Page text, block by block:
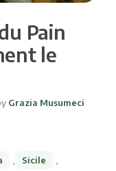
Pain
le
Grazia Musumeci
Sicile